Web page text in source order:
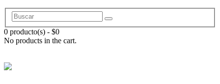
0 producto(s) - $0
No products in the cart.